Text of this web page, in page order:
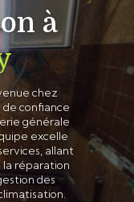
à
chez
confiance
générale
excelle
allant
la réparation
des